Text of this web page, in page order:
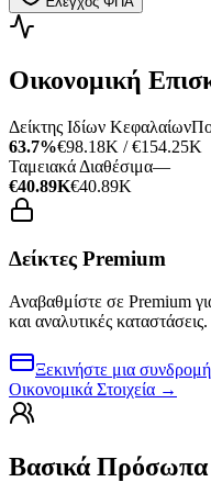
Οικονομική
Δείκτης Ιδίων Κεφαλαίων
63.7%€98.18K / €154.25K
Ταμειακά Διαθέσιμα—
€40.89K€40.89K
Δείκτες Premium
Αναβαθμίστε σε Premium
και αναλυτικές καταστάσεις.
Ξεκινήστε μια συνδρομή
Οικονομικά Στοιχεία →
Βασικά Πρόσωπα